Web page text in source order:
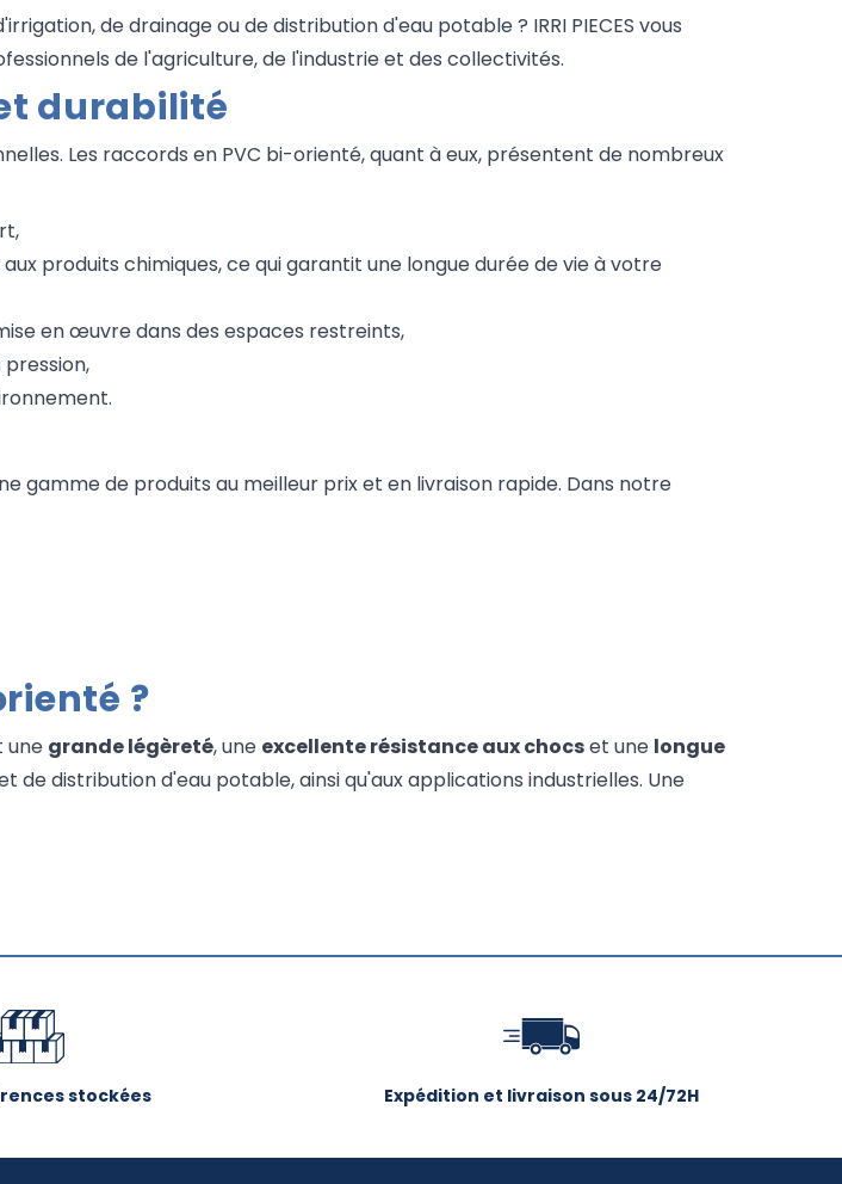
de drainage ou de distribution d'eau potable ? IRRI PIECES vous
de l'agriculture, de l'industrie et des collectivités.
durabilité
Les raccords en PVC bi-orienté, quant à eux, présentent de nombreux
produits chimiques, ce qui garantit une longue durée de vie à votre
en œuvre dans des espaces restreints,
gamme de produits au meilleur prix et en livraison rapide. Dans notre
?
une grande légèreté, une excellente résistance aux chocset une longue
distribution d'eau potable, ainsi qu'aux applications industrielles. Une
stockées Expédition et livraison sous 24/72H